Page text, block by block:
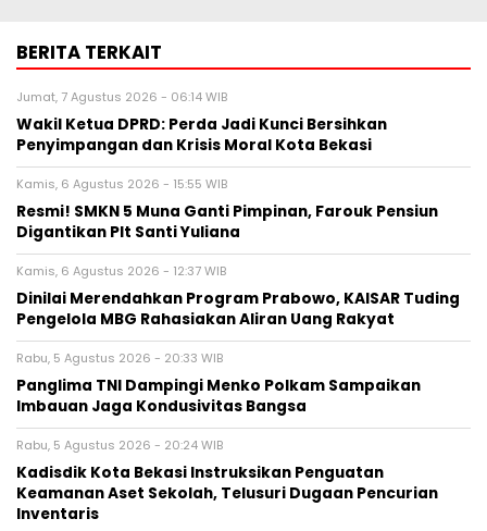
BERITA TERKAIT
Jumat, 7 Agustus 2026 - 06:14 WIB
Wakil Ketua DPRD: Perda Jadi Kunci Bersihkan
Penyimpangan dan Krisis Moral Kota Bekasi
Kamis, 6 Agustus 2026 - 15:55 WIB
Resmi! SMKN 5 Muna Ganti Pimpinan, Farouk Pensiun
Digantikan Plt Santi Yuliana
Kamis, 6 Agustus 2026 - 12:37 WIB
Dinilai Merendahkan Program Prabowo, KAISAR Tuding
Pengelola MBG Rahasiakan Aliran Uang Rakyat
Rabu, 5 Agustus 2026 - 20:33 WIB
Panglima TNI Dampingi Menko Polkam Sampaikan
Imbauan Jaga Kondusivitas Bangsa
Rabu, 5 Agustus 2026 - 20:24 WIB
Kadisdik Kota Bekasi Instruksikan Penguatan
Keamanan Aset Sekolah, Telusuri Dugaan Pencurian
Inventaris